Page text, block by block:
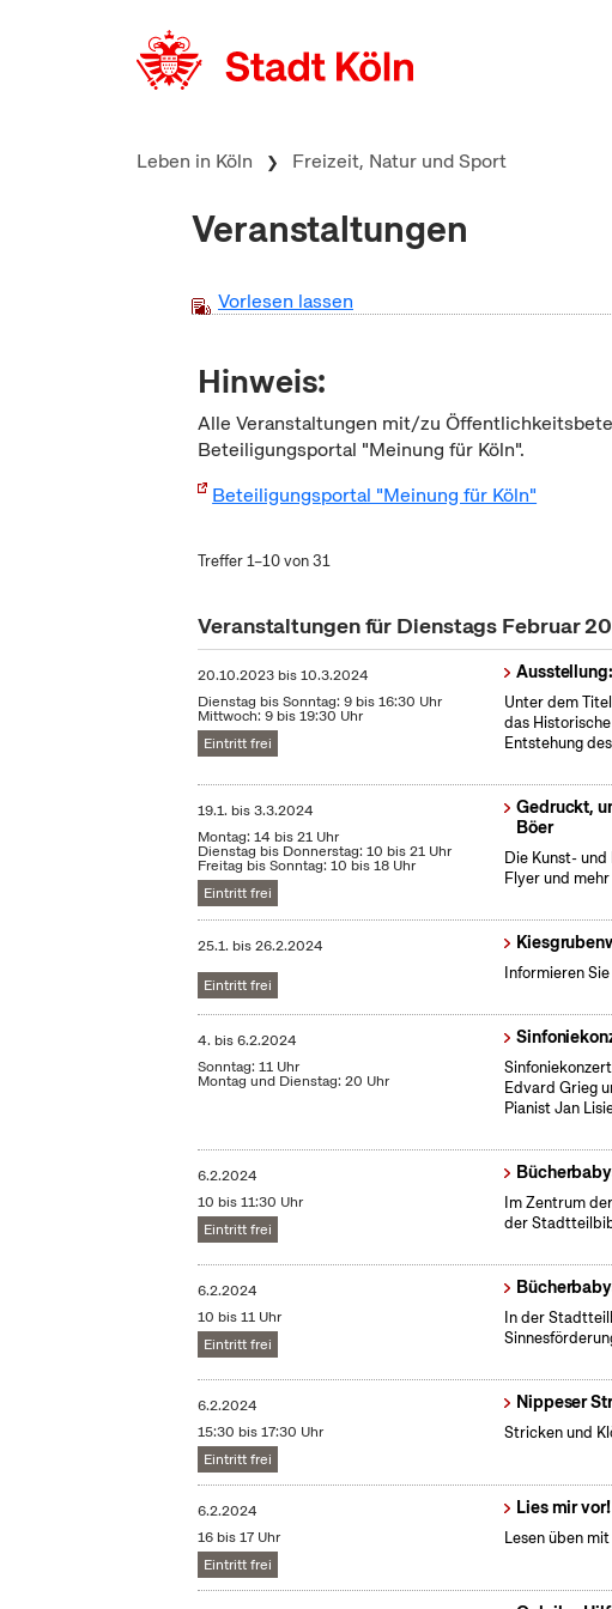
Leben in Köln Freizeit, Natur und Sport
Veranstaltungen
Vorlesen lassen
Hinweis:
Alle Veranstaltungen mit/zu
Beteiligungsportal "Meinung für Köln".
Beteiligungsportal "Meinung für Köln"
Treffer 1–10 von 31
Veranstaltungen für Dienstags Februar
20.10.2023 bis10.3.2024
Dienstag bis Sonntag: 9 bis 16:30 Uhr
Mittwoch: 9 bis 19:30 Uhr
Eintritt frei
Unter dem
das
Entstehung
19.1. bis3.3.2024
Montag: 14 bis 21 Uhr
Dienstag bis Donnerstag: 10 bis 21 Uhr
Freitag bis Sonntag: 10 bis 18 Uhr
Eintritt frei
Gedruckt,
Böer
Die Kunst-
Flyer und
25.1. bis26.2.2024
Eintritt frei
Informieren
4. bis6.2.2024
Sonntag: 11 Uhr
Montag und Dienstag: 20 Uhr
Edvard Grieg
Pianist Jan
6.2.2024
10 bis 11:30 Uhr
Eintritt frei
Im Zentrum
der
6.2.2024
10 bis 11 Uhr
Eintritt frei
In der
6.2.2024
15:30 bis 17:30 Uhr
Eintritt frei
Nippeser
Stricken und
6.2.2024
16 bis 17 Uhr
Eintritt frei
Lies mir vor!
Lesen üben